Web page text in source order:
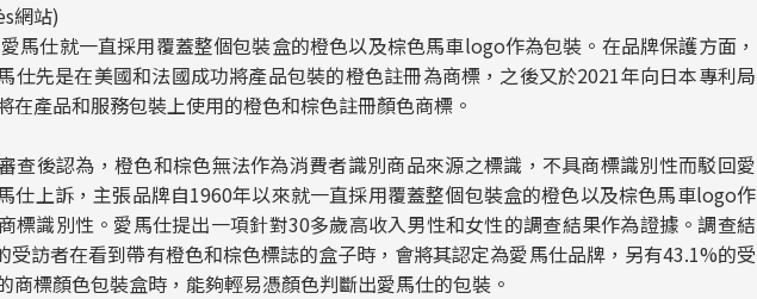
網站)
馬仕就一直採用覆蓋整個包裝盒的橙色以及棕色馬車logo作為包裝。在品牌保護方面，
仕先是在美國和法國成功將產品包裝的橙色註冊為商標，之後又於2021年向日本專利局
在產品和服務包裝上使用的橙色和棕色註冊顏色商標。
查後認為，橙色和棕色無法作為消費者識別商品來源之標識，不具商標識別性而駁回愛
仕上訴，主張品牌自1960年以來就一直採用覆蓋整個包裝盒的橙色以及棕色馬車logo作
標識別性。愛馬仕提出一項針對30多歲高收入男性和女性的調查結果作為證據。調查結
受訪者在看到帶有橙色和棕色標誌的盒子時，會將其認定為愛馬仕品牌，另有43.1%的受
商標顏色包裝盒時，能夠輕易憑顏色判斷出愛馬仕的包裝。